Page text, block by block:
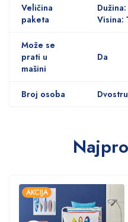
Veličina
paketa
Visina:
Može se
prati u
mašini
Da
Broj osoba
AKCIJA